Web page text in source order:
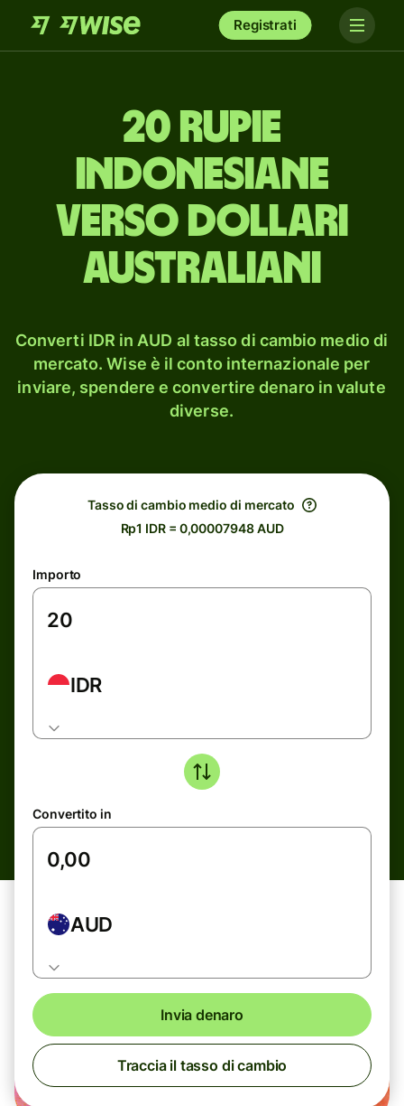
Registrati
20 rupie
indonesiane
verso dollari
australiani
Converti IDR in AUD al tasso di cambio medio di
mercato. Wise è il conto internazionale per
inviare, spendere e convertire denaro in valute
diverse.
Tasso di cambio medio di mercato
Rp1 IDR = 0,00007948 AUD
Importo
IDR
Convertito in
AUD
Invia denaro
Traccia il tasso di cambio